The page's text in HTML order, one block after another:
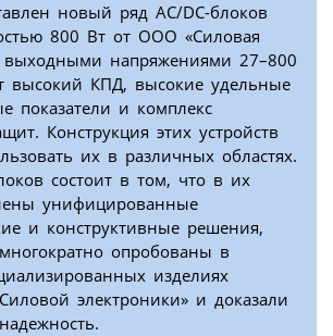
новый ряд AC/DC-блоков
800 Вт от ООО «Силовая
выходными напряжениями 27–800
высокий КПД, высокие удельные
показатели и комплекс
Конструкция этих устройств
их в различных областях.
состоит в том, что в их
унифицированные
и конструктивные решения,
опробованы в
изделиях
электроники» и доказали